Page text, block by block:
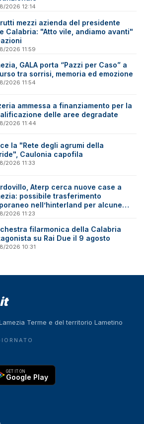
2026 12:14
mezzi azienda del presidente
Calabria: "Atto vile, andiamo avanti"
2026 11:59
GALA porta “Pazzi per Caso” a
tra sorrisi, memoria ed emozione
2026 11:54
ammessa a finanziamento per la
delle aree degradate
2026 11:44
la "Rete degli agrumi della
Caulonia capofila
2026 11:33
Aterp cerca nuove case a
possibile trasferimento
nell’hinterland per alcune
2026 11:23
filarmonica della Calabria
su Rai Due il 9 agosto
2026 10:31
Terme e del territorio Lametino
GET IT ON
Google Play